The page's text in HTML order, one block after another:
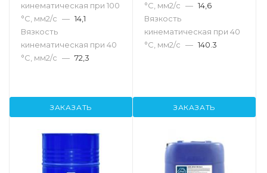
кинематическая при 100
°С, мм2/с — 14,1
Вязкость
кинематическая при 40
°С, мм2/с — 72,3
ЗАКАЗАТЬ
°С, мм2/с — 14,6
Вязкость
кинематическая при 40
°С, мм2/с — 140.3
ЗАКАЗАТЬ